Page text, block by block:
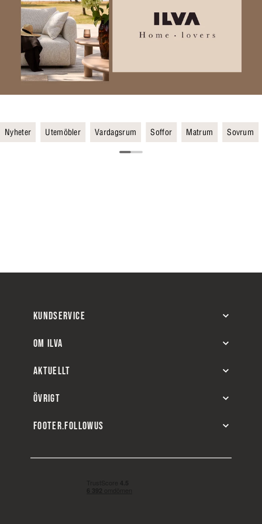
Nyheter Utemöbler Vardagsrum Soffor Matrum Sovrum
KUNDSERVICE
OM ILVA
AKTUELLT
ÖVRIGT
FOOTER.FOLLOWUS